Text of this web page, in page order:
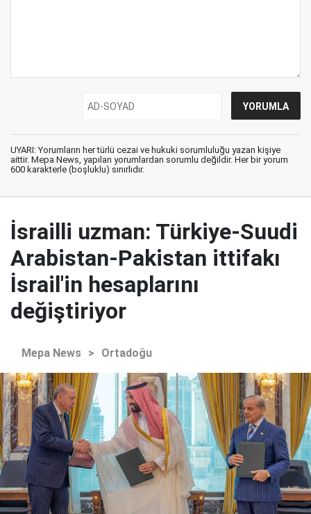
UYARI: Yorumların her türlü cezai ve hukuki sorumluluğu yazan kişiye
aittir. Mepa News, yapılan yorumlardan sorumlu değildir. Her bir yorum
600 karakterle (boşluklu) sınırlıdır.
İsrailli uzman: Türkiye-Suudi
Arabistan-Pakistan ittifakı
İsrail'in hesaplarını
değiştiriyor
Mepa News > Ortadoğu